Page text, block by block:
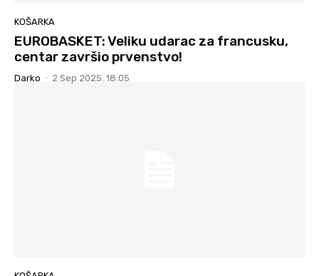
KOŠARKA
EUROBASKET: Veliku udarac za francusku,
centar završio prvenstvo!
Darko - 2 Sep 2025. 18:05